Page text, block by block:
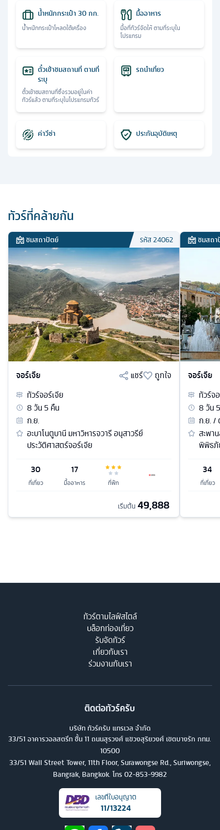
น้ำหนักกระเป๋า 30 กก.
น้ำหนักกระเป๋าโหลดใต้เครื่อง
มื้ออาหาร
มื้อที่ทัวร์จัดให้ ตามที่ระบุใน
โปรแกรม
ตั๋วเข้าชมสถานที่ ตามที่
ระบุ
ตั๋วเข้าชมสถานที่ซึ่งรวมอยู่ในค่า
ทัวร์แล้ว ตามที่ระบุในโปรแกรมทัวร์
รถนำเที่ยว
ค่าวีซ่า ประกันอุบัติเหตุ
ทัวร์ที่คล้ายกัน
ชมสถาปัตย์ รหัส24062
จอร์เจีย แชร์
ถูกใจ
ทัวร์จอร์เจีย
8วัน5 คืน
ก.ย.
อะบาโนตูบานี มหาวิหารจวารี อนุสาวรีย์
ประวัติศาสตร์จอร์เจีย
30
ที่เที่ยว
17
มื้ออาหาร ที่พัก
เริ่มต้น 49,888
ชมสถ
จอร์เจีย
ทัวร์จ
8วัน5
ก.ย. /
สะพา
พิพิธ
34
ที่เที่ยว
ทัวร์ตามไลฟ์สไตล์
บล็อกท่องเที่ยว
รับจัดทัวร์
เกี่ยวกับเรา
ร่วมงานกับเรา
ติดต่อทัวร์ครับ
บริษัท ทัวร์ครับ แทรเวล จำกัด
33/51 อาคารวอลสตรีท ชั้น 11 ถนนสุรวงศ์ แขวงสุริยวงศ์ เขตบางรัก กทม.
10500
33/51 Wall Street Tower, 11th Floor, Surawongse Rd., Suriwongse,
Bangrak, Bangkok. โทร 02-853-9982
เลขที่ใบอนุญาต
11/13224